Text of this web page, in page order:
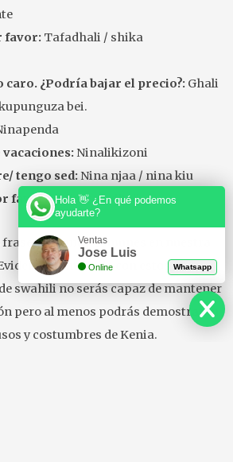
favor: Tafadhali / shika
caro. ¿Podría bajar el precio?: Ghali
bei.
vacaciones: Ninalikizoni
tengo sed:Nina njaa / nina kiu
favor:Aidha tafadhali
frases son muy comunes en nuestra
sólo con estos
swahili no serás capaz de mantener
pero al menos podrás demostrar tu
y costumbres de Kenia.
Hola 👋 ¿En qué podemos
ayudarte?
Ventas
Jose Luis
Online Whatsapp